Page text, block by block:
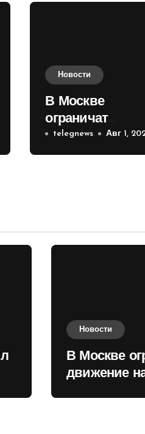
Новости
В Москве
ограничат
движение на
Садовом
telegnews Авг 1,
Новости
В Москве
движение